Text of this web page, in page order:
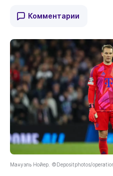
Комментарии
Мануэль Нойер. ©Depositphotos/